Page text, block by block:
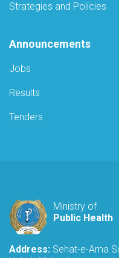
Strategies and Policies
Announcements
Jobs
Results
Tenders
Ministry of
Public Health
Address: Sehat-e-Ama